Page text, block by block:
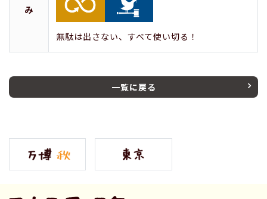
み
無駄は出さない、すべて使い切る！
一覧に戻る